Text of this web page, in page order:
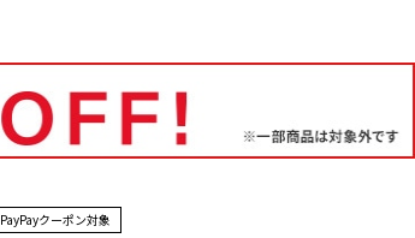
PayPayクーポン対象